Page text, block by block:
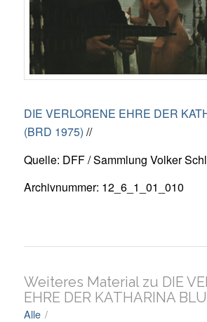
DIE VERLORENE EHRE DER
(BRD 1975) //
Quelle: DFF / Sammlung Volker
Archivnummer: 12_6_1_01_010
Weiteres Material zu DIE
EHRE DER KATHARINA
Alle /